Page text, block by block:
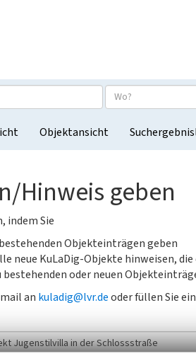
Objektansicht
Hinweis geben
indem Sie
Objekteinträgen geben
neue KuLaDig-Objekte hinweisen,
oder neuen
an kuladig@lvr.deoder füllen Sie